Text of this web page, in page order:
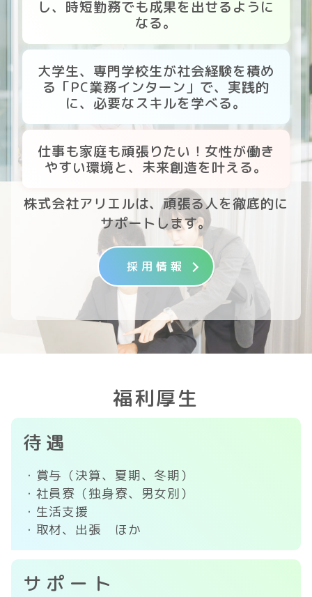
し、時短勤務でも成果を出せるように
なる。
大学生、専門学校生が社会経験を積め
る「PC業務インターン」で、実践的
に、必要なスキルを学べる。
仕事も家庭も頑張りたい！女性が働き
やすい環境と、未来創造を叶える。
株式会社アリエルは、頑張る人を徹底的に
サポートします。
採用情報
福利厚生
待遇
・賞与（決算、夏期、冬期）
・社員寮（独身寮、男女別）
・生活支援
・取材、出張 ほか
サポート